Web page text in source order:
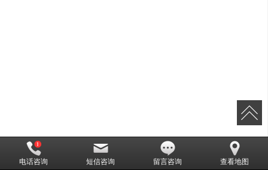
电话咨询 短信咨询 留言咨询 查看地图